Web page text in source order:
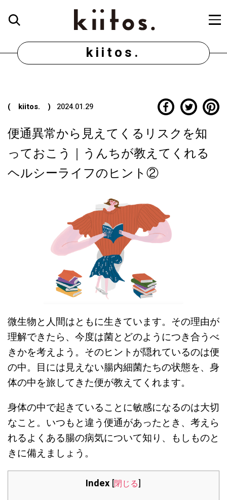
kiitos.
( kiitos. ) 2024.01.29
便通異常から見えてくるリスクを知
っておこう｜うんちが教えてくれる
ヘルシーライフのヒント②
微生物と人間はともに生きています。その理由が
理解できたら、今度は菌とどのようにつき合うべ
きかを考えよう。そのヒントが隠れているのは便
の中。目には見えない腸内細菌たちの状態を、身
体の中を旅してきた便が教えてくれます。
身体の中で起きていることに敏感になるのは大切
なこと。いつもと違う便通があったとき、考えら
れるよくある腸の病気について知り、もしものと
きに備えましょう。
Index [閉じる]